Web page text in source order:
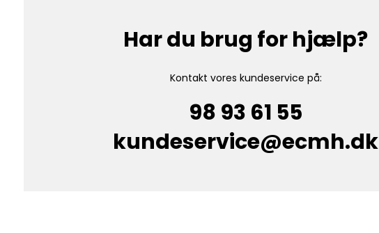
Har du brug for hjælp?
Kontakt vores kundeservice på:
98 93 61 55
kundeservice@ecmh.dk